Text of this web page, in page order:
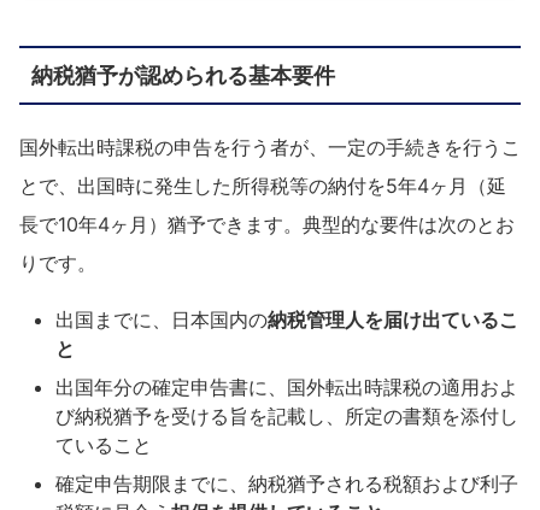
納税猶予が認められる基本要件
国外転出時課税の申告を行う者が、一定の手続きを行うこ
とで、出国時に発生した所得税等の納付を5年4ヶ月（延
長で10年4ヶ月）猶予できます。典型的な要件は次のとお
りです。
出国までに、日本国内の納税管理人を届け出ているこ
と
出国年分の確定申告書に、国外転出時課税の適用およ
び納税猶予を受ける旨を記載し、所定の書類を添付し
ていること
確定申告期限までに、納税猶予される税額および利子